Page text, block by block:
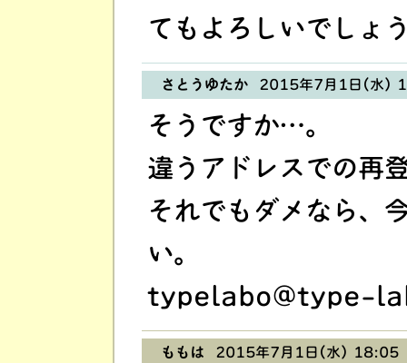
てもよろしいでしょ
さとうゆたか 2015年7月1日(水)
そうですか…。
違うアドレスでの再
それでもダメなら、
い。
typelabo@type-
ももは 2015年7月1日(水) 18:05